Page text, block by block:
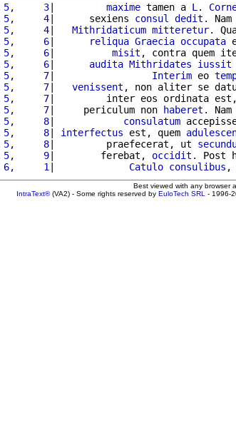
5,     3| maxime tamen a L .
5,     4|      sexiens consul dedit . Nam
5,     4| Mithridaticum mitteretur.
5,     6| reliqua Graecia occupata
5,     6| misit , contra quem
5,     6| audita Mithridates iussit
5,     7| Interim eo
5,     7| venissent , non aliter se
5,     7|         inter eos ordinata
5,     7|     periculum non haberet . Nam
5,     8| consulatum
5,     8| interfectus est, quem
5,     8|         praefecerat, ut
5,     9|        ferebat, occidit . Post
6,     1 | Catulo consulibus ,
Best viewed with any browser
IntraText®(VA2) - Some rights reserved by EuloTech SRL - 1996-